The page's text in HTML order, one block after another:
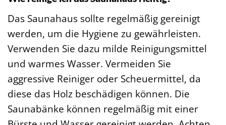
Das Saunahaus sollte regelmäßig gereinigt
werden, um die Hygiene zu gewährleisten.
Verwenden Sie dazu milde Reinigungsmittel
und warmes Wasser. Vermeiden Sie
aggressive Reiniger oder Scheuermittel, da
diese das Holz beschädigen können. Die
Saunabänke können regelmäßig mit einer